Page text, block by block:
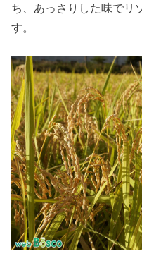
ち、あっさりした味でリ
す。